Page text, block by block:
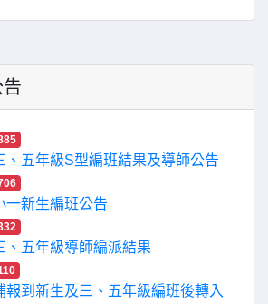
、五年級S型編班結果及導師公告
一新生編班公告
、五年級導師編派結果
報到新生及三、五年級編班後轉入